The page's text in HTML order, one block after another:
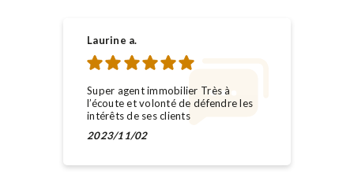
Laurine a.
Super agent immobilier Très à
l’écoute et volonté de défendre les
intérêts de ses clients
2023/11/02